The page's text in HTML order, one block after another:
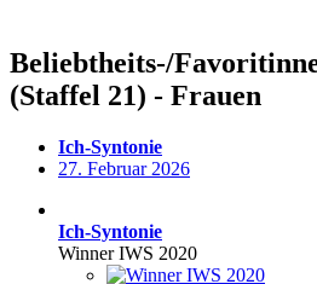
Beliebtheits-/
(Staffel 21) - Frauen
Ich-Syntonie
27. Februar 2026
Ich-Syntonie
Winner IWS 2020